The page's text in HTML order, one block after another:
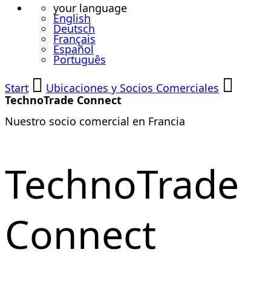
your language
English
Deutsch
Français
Español
Português
Start
Ubicaciones y Socios Comerciales
TechnoTrade Connect
Nuestro socio comercial en Francia
TechnoTrade
Connect